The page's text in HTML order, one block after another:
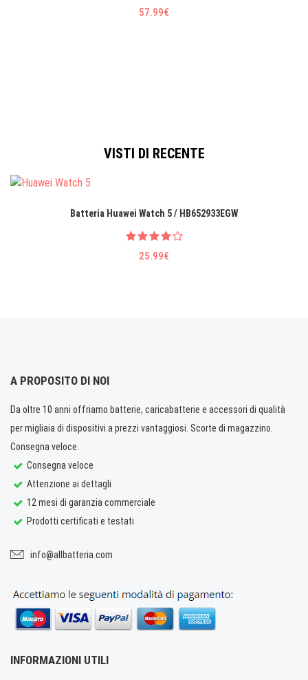
57.99€
VISTI DI RECENTE
Batteria Huawei Watch 5 / HB652933EGW
25.99€
A PROPOSITO DI NOI
Da oltre 10 anni offriamo batterie, caricabatterie e accessori di qualità
per migliaia di dispositivi a prezzi vantaggiosi. Scorte di magazzino.
Consegna veloce.
Consegna veloce
Attenzione ai dettagli
12 mesi di garanzia commerciale
Prodotti certificati e testati
info@allbatteria.com
INFORMAZIONI UTILI